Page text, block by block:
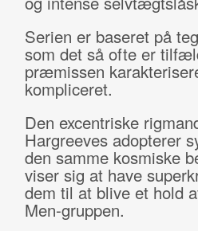
Serien er baseret på
som det så ofte er
præmissen
kompliceret.
Den excentriske
Hargreeves adopterer
den samme kosmiske
viser sig at have
dem til at blive et hold
Men-gruppen.